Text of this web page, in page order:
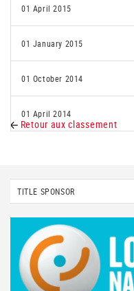
01 April 2015
01 January 2015
01 October 2014
01 April 2014
Retour aux classement
TITLE SPONSOR